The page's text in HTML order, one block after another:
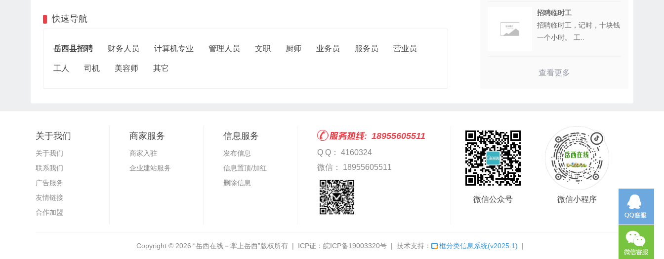
快速导航
岳西县招聘 财务人员 计算机专业 管理人员 文职 厨师 业务员 服务员 营业员
工人 司机 美容师 其它
招聘临时工
招聘临时工，记时，十块钱
一个小时。 工..
查看更多
关于我们
关于我们
联系我们
广告服务
友情链接
合作加盟
商家服务
商家入驻
企业建站服务
信息服务
发布信息
信息置顶/加红
删除信息
18955605511
Q Q： 4160324
微信： 18955605511
微信公众号 微信小程序
Copyright © 2026 “岳西在线－掌上岳西”版权所有 | ICP证： 皖ICP备19003320号 | 技术支持： 框分类信息系统(v2025.1) |